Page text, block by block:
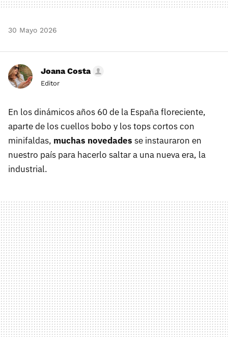
30 Mayo 2026
Joana Costa
Editor
En los dinámicos años 60 de la España floreciente,
aparte de los cuellos bobo y los tops cortos con
minifaldas, muchas novedades se instauraron en
nuestro país para hacerlo saltar a una nueva era, la
industrial.